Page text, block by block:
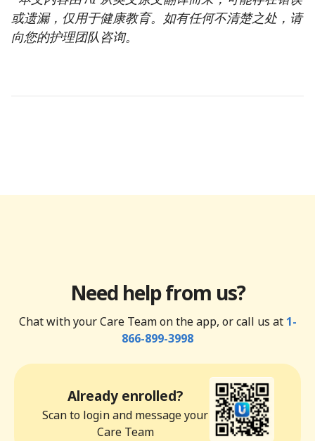
或遗漏，仅用于健康教育。如有任何不清楚之处，请
向您的护理团队咨询。
Need help from us?
Chat with your Care Team on the app, or call us at 1-
866-899-3998
Already enrolled?
Scan to login and message your
Care Team